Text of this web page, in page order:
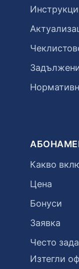
Какво
Цена
Бонуси
Заявка
Често
Изтегли